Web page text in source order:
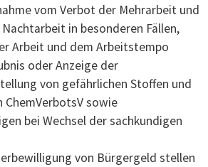
vom Verbot der Mehrarbeit und
in besonderen Fällen,
Arbeit und dem Arbeitstempo
oder Anzeige der
von gefährlichen Stoffen und
ChemVerbotsV sowie
bei Wechsel der sachkundigen
von Bürgergeld stellen